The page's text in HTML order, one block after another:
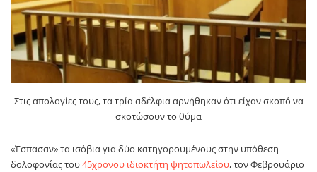
Στις απολογίες τους, τα τρία αδέλφια αρνήθηκαν ότι είχαν σκοπό να
σκοτώσουν το θύμα
«Έσπασαν» τα ισόβια για δύο κατηγορουμένους στην υπόθεση
δολοφονίας του45χρονου ιδιοκτήτη ψητοπωλείου, τον Φεβρουάριο